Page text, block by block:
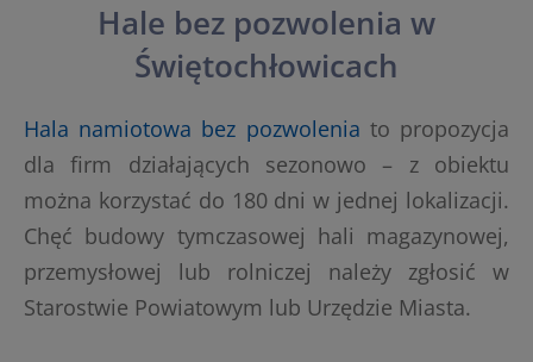
Hale bez pozwolenia w
Świętochłowicach
Hala namiotowa bez pozwolenia to propozycja
dla firm działających sezonowo – z obiektu
można korzystać do 180 dni w jednej lokalizacji.
Chęć budowy tymczasowej hali magazynowej,
przemysłowej lub rolniczej należy zgłosić w
Starostwie Powiatowym lub Urzędzie Miasta.